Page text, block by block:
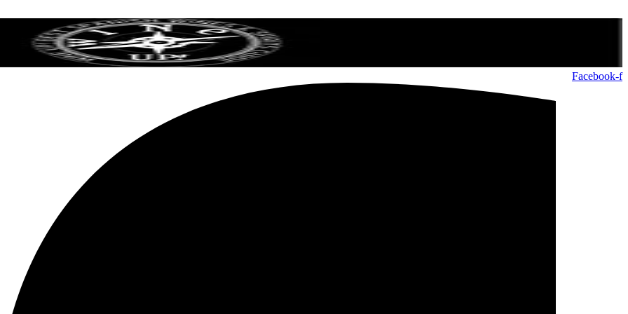
Facebook-f